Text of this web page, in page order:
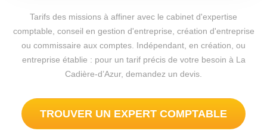
Tarifs des missions à affiner avec le cabinet d'expertise
comptable, conseil en gestion d'entreprise, création d'entreprise
ou commissaire aux comptes. Indépendant, en création, ou
entreprise établie : pour un tarif précis de votre besoin à La
Cadière-d’Azur, demandez un devis.
TROUVER UN EXPERT COMPTABLE